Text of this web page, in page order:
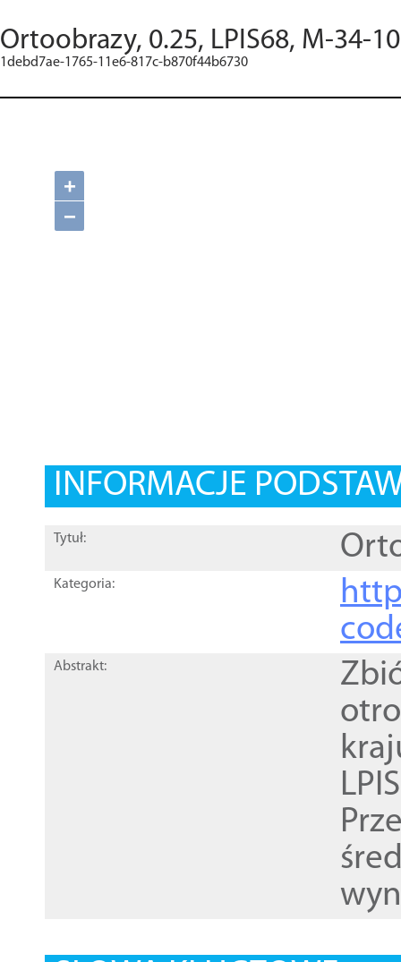
Ortoobrazy, 0.25, LPIS68, M-34-
1debd7ae-1765-11e6-817c-b870f44b6730
+
−
INFORMACJE
Tytuł:
Kategoria:
Abstrakt: